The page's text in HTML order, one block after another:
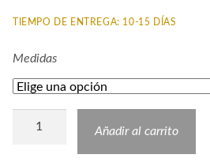
TIEMPO DE ENTREGA: 10-15 DÍAS
Medidas
Alfombra
Añadir al carrito